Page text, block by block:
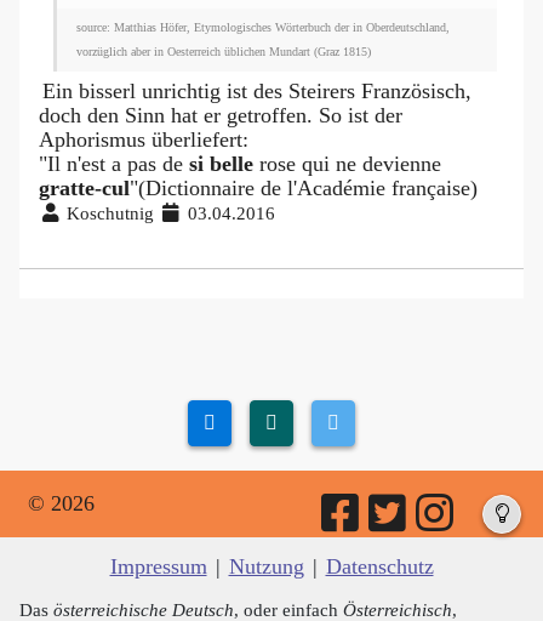
source: Matthias Höfer, Etymologisches Wörterbuch der in Oberdeutschland,
vorzüglich aber in Oesterreich üblichen Mundart (Graz 1815)
Ein bisserl unrichtig ist des Steirers Französisch,
doch den Sinn hat er getroffen. So ist der
Aphorismus überliefert:
"Il n'est a pas de si belle rose qui ne devienne
gratte-cul"(Dictionnaire de l'Académie française)
Koschutnig 03.04.2016
© 2026
Impressum | Nutzung | Datenschutz
Das österreichische Deutsch, oder einfach Österreichisch,